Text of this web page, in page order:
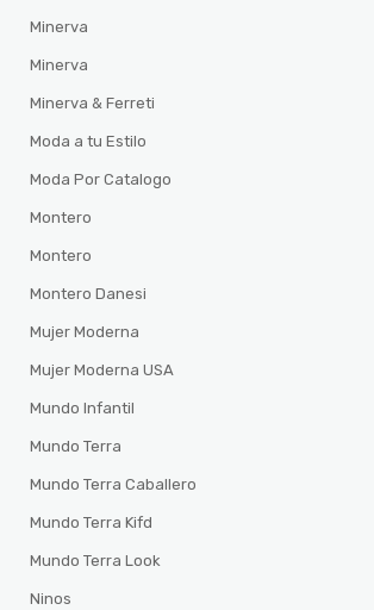
Minerva
Minerva
Minerva & Ferreti
Moda a tu Estilo
Moda Por Catalogo
Montero
Montero
Montero Danesi
Mujer Moderna
Mujer Moderna USA
Mundo Infantil
Mundo Terra
Mundo Terra Caballero
Mundo Terra Kifd
Mundo Terra Look
Ninos